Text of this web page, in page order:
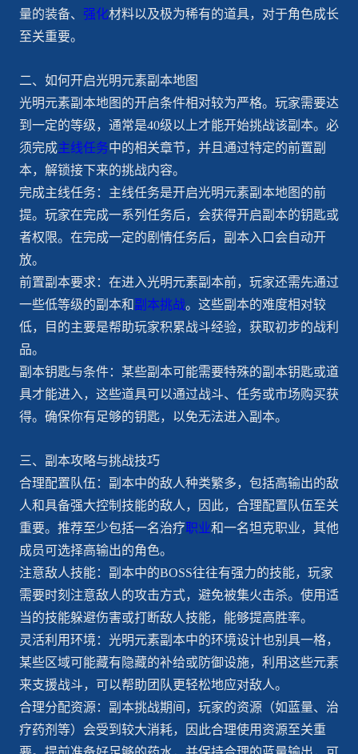
量的装备、 强化材料以及极为稀有的道具，对于角色成长
至关重要。
二、如何开启光明元素副本地图
光明元素副本地图的开启条件相对较为严格。玩家需要达
到一定的等级，通常是40级以上才能开始挑战该副本。必
须完成主线任务中的相关章节，并且通过特定的前置副
本，解锁接下来的挑战内容。
完成主线任务：主线任务是开启光明元素副本地图的前
提。玩家在完成一系列任务后，会获得开启副本的钥匙或
者权限。在完成一定的剧情任务后，副本入口会自动开
放。
前置副本要求：在进入光明元素副本前，玩家还需先通过
一些低等级的副本和副本挑战。这些副本的难度相对较
低，目的主要是帮助玩家积累战斗经验，获取初步的战利
品。
副本钥匙与条件：某些副本可能需要特殊的副本钥匙或道
具才能进入，这些道具可以通过战斗、任务或市场购买获
得。确保你有足够的钥匙，以免无法进入副本。
三、副本攻略与挑战技巧
合理配置队伍：副本中的敌人种类繁多，包括高输出的敌
人和具备强大控制技能的敌人，因此，合理配置队伍至关
重要。推荐至少包括一名治疗职业和一名坦克职业，其他
成员可选择高输出的角色。
注意敌人技能：副本中的BOSS往往有强力的技能，玩家
需要时刻注意敌人的攻击方式，避免被集火击杀。使用适
当的技能躲避伤害或打断敌人技能，能够提高胜率。
灵活利用环境：光明元素副本中的环境设计也别具一格，
某些区域可能藏有隐藏的补给或防御设施，利用这些元素
来支援战斗，可以帮助团队更轻松地应对敌人。
合理分配资源：副本挑战期间，玩家的资源（如蓝量、治
疗药剂等）会受到较大消耗，因此合理使用资源至关重